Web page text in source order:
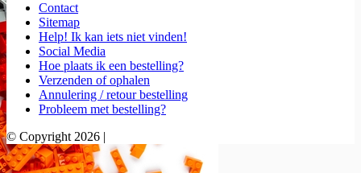
Contact
Sitemap
Help! Ik kan iets niet vinden!
Social Media
Hoe plaats ik een bestelling?
Verzenden of ophalen
Annulering / retour bestelling
Probleem met bestelling?
© Copyright 2026 |